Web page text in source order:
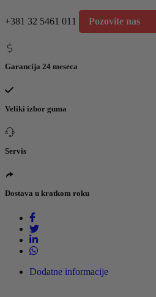
+381 32 5461 011 Pozovite nas
Garancija 24 meseca
Veliki izbor guma
Servis
Dostava u kratkom roku
Dodatne informacije